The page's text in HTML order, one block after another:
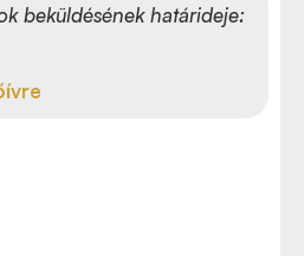
beküldésének határideje: